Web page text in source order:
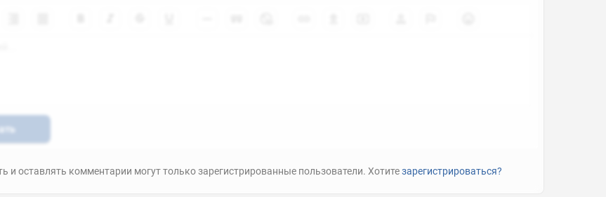
и оставлять комментарии могут только зарегистрированные пользователи. Хотитезарегистрироваться?